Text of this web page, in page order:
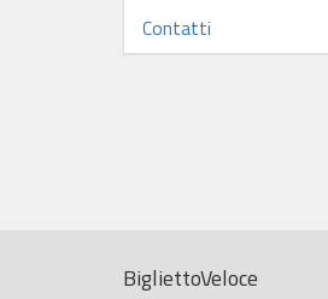
Contatti
BigliettoVeloce